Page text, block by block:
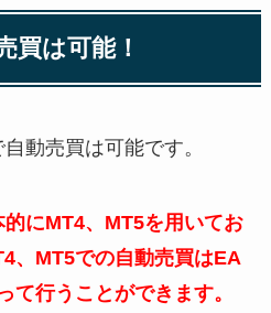
は可能！
動売買は可能です。
にMT4、MT5を用いてお
、MT5での自動売買はEA
て行うことができます。